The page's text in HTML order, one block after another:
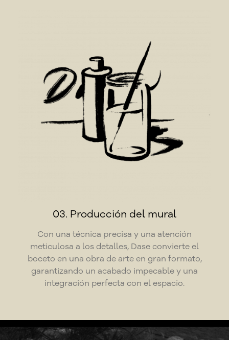
03. Producción del mural
Con una técnica precisa y una atención
meticulosa a los detalles, Dase convierte el
boceto en una obra de arte en gran formato,
garantizando un acabado impecable y una
integración perfecta con el espacio.